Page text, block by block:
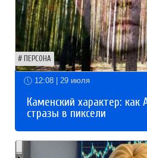
ПЕРСОНА
12:08 | 29 июля
Каменский характер:
стразы в пиксели